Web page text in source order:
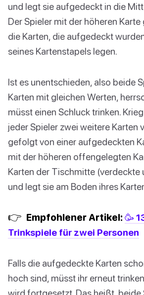
und legt sie aufgedeckt in die
Der Spieler mit der höheren
die Karten, die aufgedeckt
seines Kartenstapels legen.
Ist es unentschieden, also beide
Karten mit gleichen Werten,
müsst einen Schluck trinken.
jeder Spieler zwei weitere Karten
gefolgt von einer aufgedeckten
mit der höheren offengelegten
Karten der Tischmitte (verdeckte
und legt sie am Boden ihres
👉 Empfohlener Artikel: 🥳
Trinkspiele für zwei Personen
Falls die aufgedeckte Karten
hoch sind, müsst ihr erneut